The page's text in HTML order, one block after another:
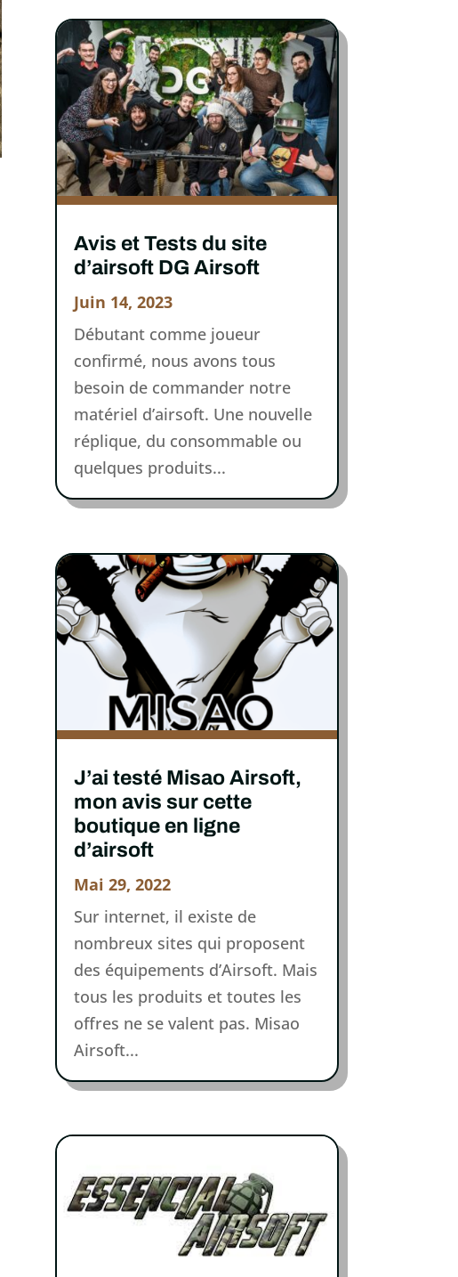
Avis et Tests du site
d’airsoft DG Airsoft
Juin 14, 2023
Débutant comme joueur
confirmé, nous avons tous
besoin de commander notre
matériel d’airsoft. Une nouvelle
réplique, du consommable ou
quelques produits...
J’ai testé Misao Airsoft,
mon avis sur cette
boutique en ligne
d’airsoft
Mai 29, 2022
Sur internet, il existe de
nombreux sites qui proposent
des équipements d’Airsoft. Mais
tous les produits et toutes les
offres ne se valent pas. Misao
Airsoft...